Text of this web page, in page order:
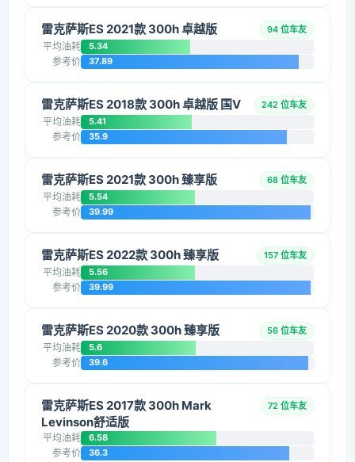
雷克萨斯ES 2021款 300h 卓越版 94 位车友
平均油耗 5.34
参考价 37.89
雷克萨斯ES 2018款 300h 卓越版 国V 242 位车友
平均油耗 5.41
参考价 35.9
雷克萨斯ES 2021款 300h 臻享版 68 位车友
平均油耗 5.54
参考价 39.99
雷克萨斯ES 2022款 300h 臻享版 157 位车友
平均油耗 5.56
参考价 39.99
雷克萨斯ES 2020款 300h 臻享版 56 位车友
平均油耗 5.6
参考价 39.6
雷克萨斯ES 2017款 300h Mark
Levinson舒适版
72 位车友
平均油耗 6.58
参考价 36.3